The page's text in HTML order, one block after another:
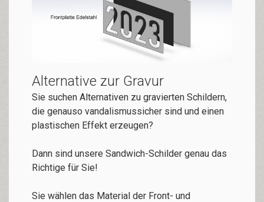
Alternative zur Gravur
Sie suchen Alternativen zu gravierten Schildern,
die genauso vandalismussicher sind und einen
plastischen Effekt erzeugen?
Dann sind unsere Sandwich-Schilder genau das
Richtige für Sie!
Sie wählen das Material der Front- und